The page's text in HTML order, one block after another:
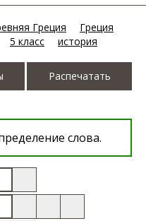
Греция
Греция
5 класс история
Распечатать
слова.